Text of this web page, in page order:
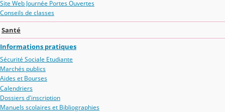
Site Web Journée Portes Ouvertes
Conseils de classes
Santé
Informations pratiques
Sécurité Sociale Etudiante
Marchés publics
Aides et Bourses
Calendriers
Dossiers d'inscription
Manuels scolaires et Bibliographies